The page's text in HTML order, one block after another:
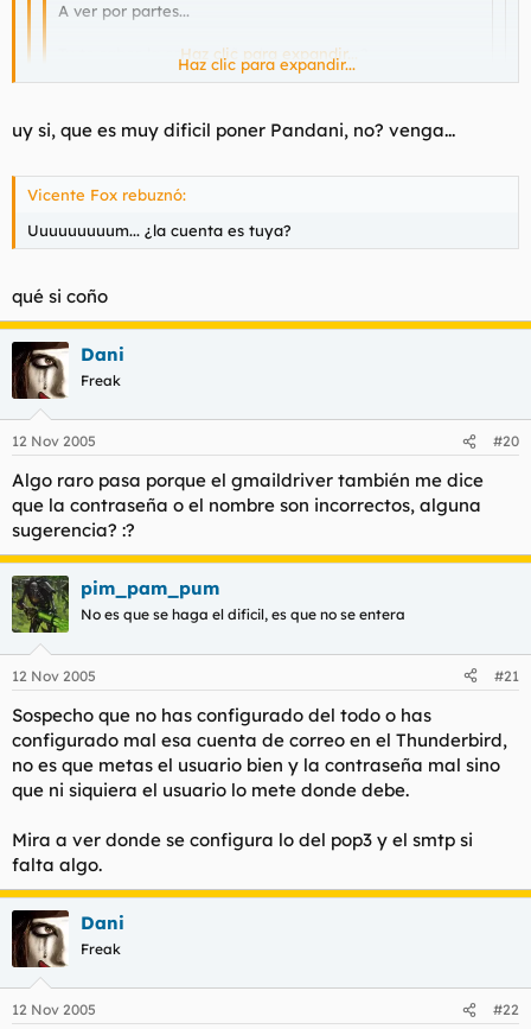
A ver por partes...
Tu te sabes la contraseña de esa cuenta?
Haz clic para expandir...
me pasa que instalo el gmaildriver y me pone que
gmailnotifier no :?
Entonces es que has configurado algo mal, no esta mal
contraseña si no el nombre de usuario.
Haz clic para expandir...
uy si, que es muy dificil poner Pandani, no? venga...
Vicente Fox rebuznó:
Uuuuuuuuum... ¿la cuenta es tuya?
qué si coño
Dani
Freak
12 Nov 2005 #20
Algo raro pasa porque el gmaildriver también me dice
que la contraseña o el nombre son incorrectos, alguna
sugerencia? :?
pim_pam_pum
No es que se haga el dificil, es que no se entera
12 Nov 2005 #21
Sospecho que no has configurado del todo o has
configurado mal esa cuenta de correo en el Thunderbird,
no es que metas el usuario bien y la contraseña mal sino
que ni siquiera el usuario lo mete donde debe.
Mira a ver donde se configura lo del pop3 y el smtp si
falta algo.
Dani
Freak
12 Nov 2005 #22